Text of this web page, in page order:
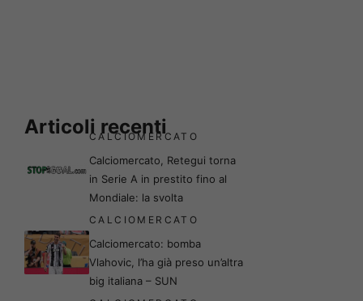
Articoli recenti
CALCIOMERCATO
Calciomercato, Retegui torna
in Serie A in prestito fino al
Mondiale: la svolta
CALCIOMERCATO
Calciomercato: bomba
Vlahovic, l’ha già preso un’altra
big italiana – SUN